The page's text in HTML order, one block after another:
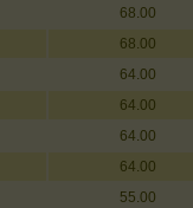
68.00
68.00
64.00
64.00
64.00
64.00
55.00